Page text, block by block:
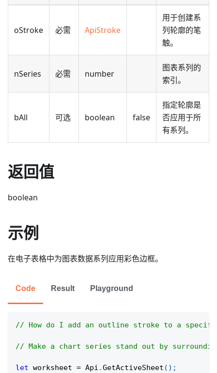
oStroke 必需 ApiStroke
用于创建系
列轮廓的笔
触。
nSeries 必需 number
图表系列的
索引。
bAll 可选 boolean false
指定轮廓是
否应用于所
有系列。
返回值
boolean
示例
在电子表格中为图表数据系列应用彩色边框。
Code Result Playground
// How do I add an outline stroke to a
// Make a chart series stand out by
let worksheet = Api .GetActiveSheet ( ) ;